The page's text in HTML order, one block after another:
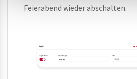
Feierabend wieder abschalten.